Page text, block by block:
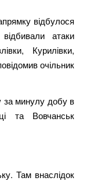
відбулося
атаки
Курилівки,
очільник
за минулу добу в
та Вовчанськ
Там внаслідок